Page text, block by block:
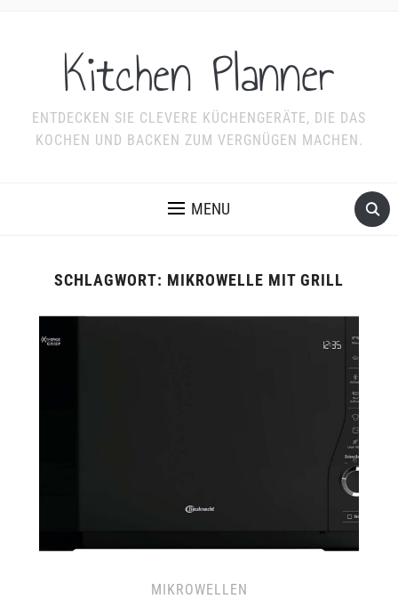
Kitchen Planner
ENTDECKEN SIE CLEVERE KÜCHENGERÄTE, DIE DAS
KOCHEN UND BACKEN ZUM VERGNÜGEN MACHEN.
MENU
SCHLAGWORT: MIKROWELLE MIT GRILL
MIKROWELLEN